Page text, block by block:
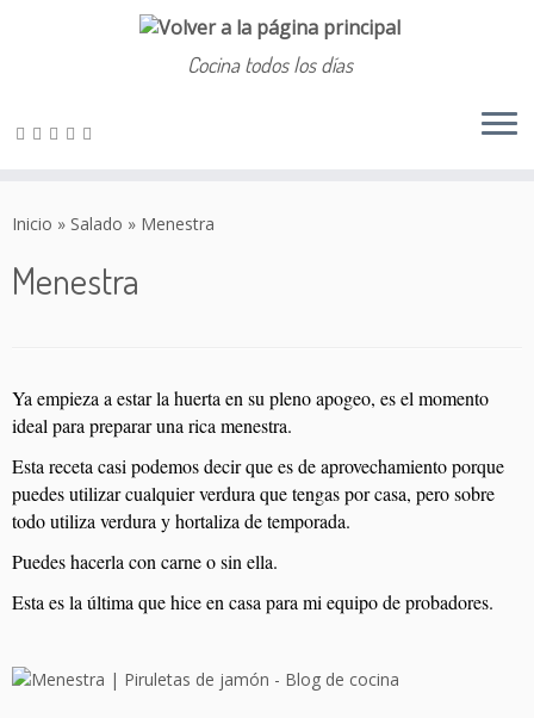
Cocina todos los días
Inicio » Salado » Menestra
Menestra
Ya empieza a estar la huerta en su pleno apogeo, es el momento
ideal para preparar una rica menestra.
Esta receta casi podemos decir que es de aprovechamiento porque
puedes utilizar cualquier verdura que tengas por casa, pero sobre
todo utiliza verdura y hortaliza de temporada.
Puedes hacerla con carne o sin ella.
Esta es la última que hice en casa para mi equipo de probadores.